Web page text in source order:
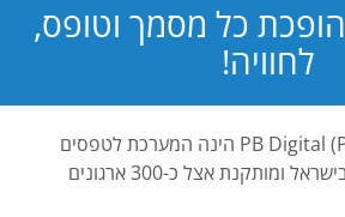
PB Digital הופכת כל מסמך וטופס,
לחוויה!
PB Digital (PrintBOS Digital) הינה המערכת לטפסים
דיגיטלים המובילה בישראל ומותקנת אצל כ-300 ארגונים